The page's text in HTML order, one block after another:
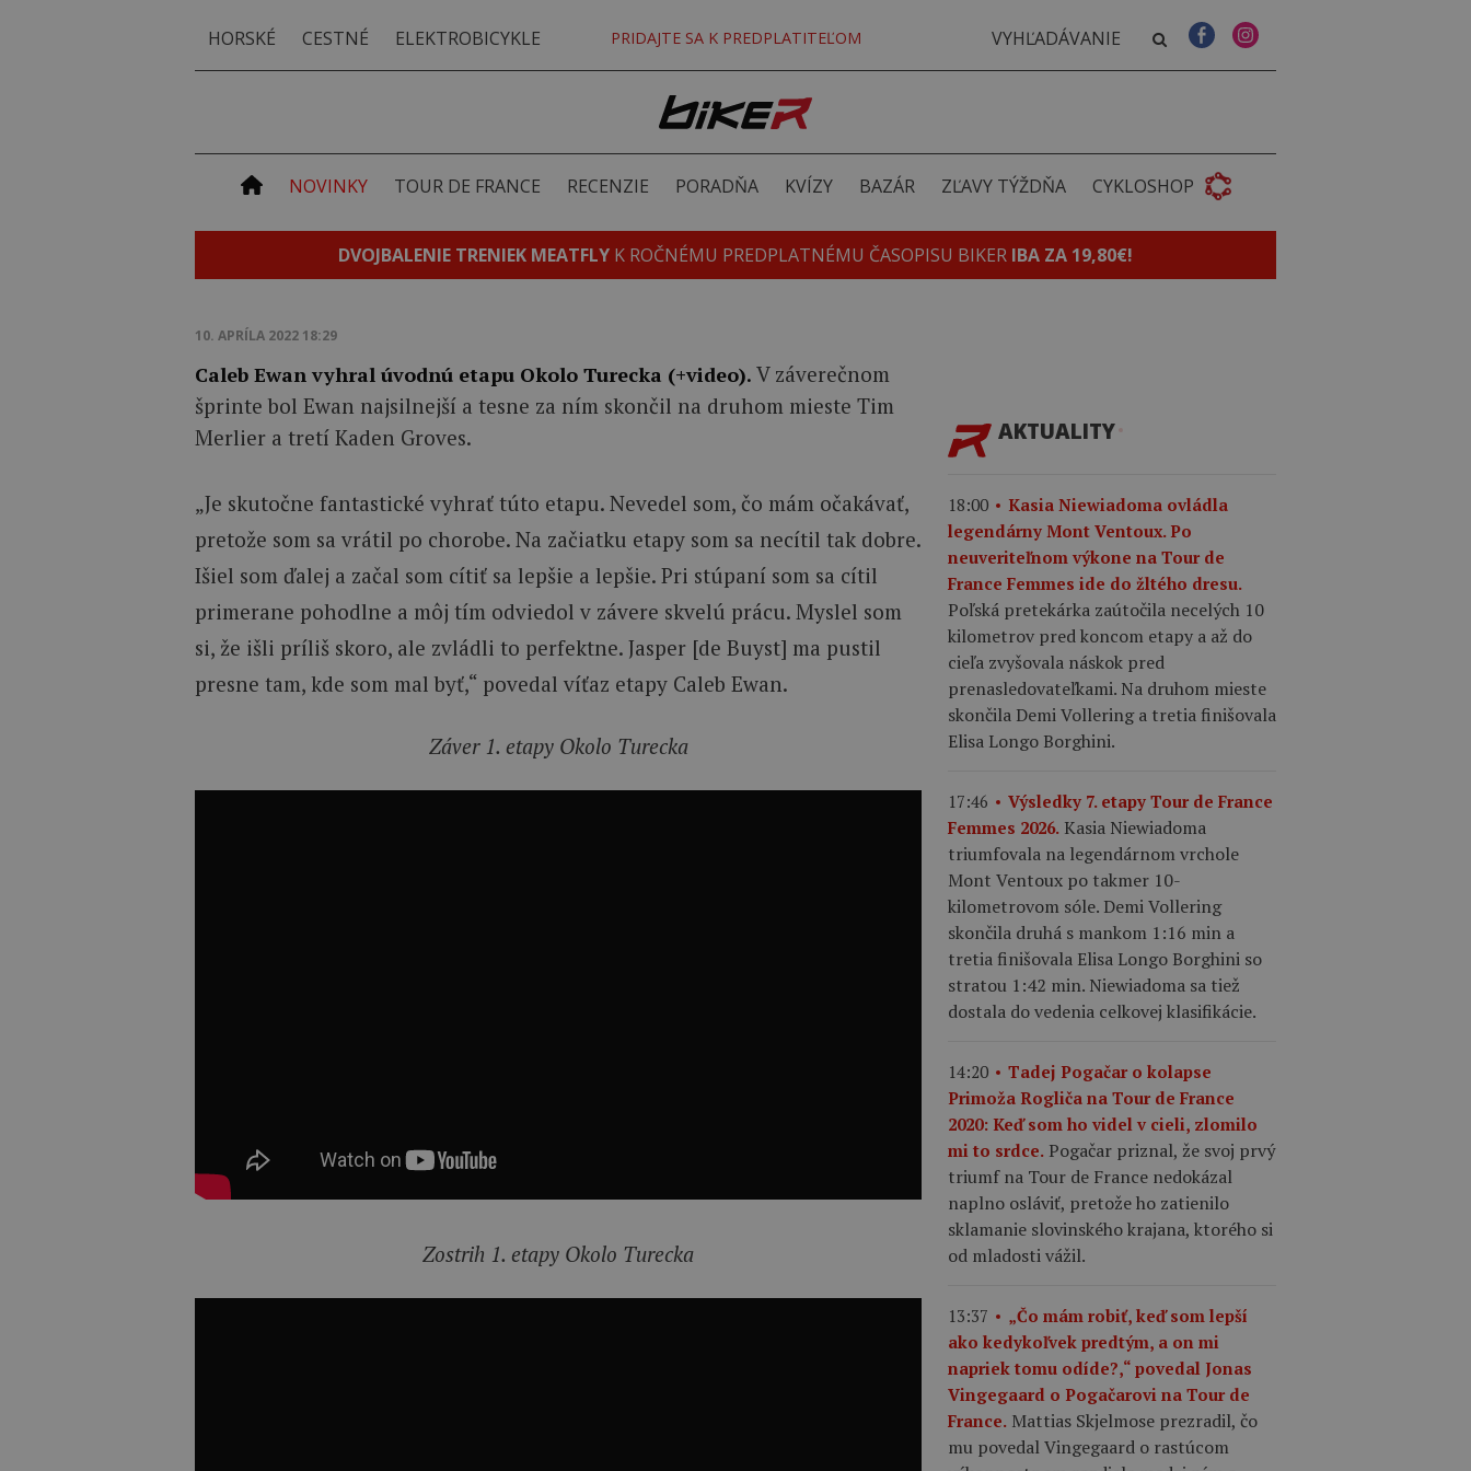
HORSKÉ CESTNÉ ELEKTROBICYKLE PRIDAJTE SA K PREDPLATITEĽOM
NOVINKY TOUR DE FRANCE RECENZIE PORADŇA KVÍZY BAZÁR ZĽAVY TÝŽDŇA CYKLOSHOP
DVOJBALENIE TRENIEK MEATFLY K ROČNÉMU PREDPLATNÉMU ČASOPISU BIKER IBA ZA 19,80€!
10. APRÍLA 2022 18:29
Caleb Ewan vyhral úvodnú etapu Okolo Turecka (+video). V záverečnom
šprinte bol Ewan najsilnejší a tesne za ním skončil na druhom mieste Tim
Merlier a tretí Kaden Groves.
„Je skutočne fantastické vyhrať túto etapu. Nevedel som, čo mám očakávať,
pretože som sa vrátil po chorobe. Na začiatku etapy som sa necítil tak dobre.
Išiel som ďalej a začal som cítiť sa lepšie a lepšie. Pri stúpaní som sa cítil
primerane pohodlne a môj tím odviedol v závere skvelú prácu. Myslel som
si, že išli príliš skoro, ale zvládli to perfektne. Jasper [de Buyst] ma pustil
presne tam, kde som mal byť,“ povedal víťaz etapy Caleb Ewan.
Záver 1. etapy Okolo Turecka
Zostrih 1. etapy Okolo Turecka
AKTUALITY
18:00
Kasia Niewiadoma ovládla
legendárny Mont Ventoux. Po
neuveriteľnom výkone na Tour de
France Femmes ide do žltého dresu.
Poľská pretekárka zaútočila necelých 10
kilometrov pred koncom etapy a až do
cieľa zvyšovala náskok pred
prenasledovateľkami. Na druhom mieste
skončila Demi Vollering a tretia finišovala
Elisa Longo Borghini.
17:46
Výsledky 7. etapy Tour de France
Femmes 2026. Kasia Niewiadoma
triumfovala na legendárnom vrchole
Mont Ventoux po takmer 10-
kilometrovom sóle. Demi Vollering
skončila druhá s mankom 1:16 min a
tretia finišovala Elisa Longo Borghini so
stratou 1:42 min. Niewiadoma sa tiež
dostala do vedenia celkovej klasifikácie.
14:20
Tadej Pogačar o kolapse
Primoža Rogliča na Tour de France
2020: Keď som ho videl v cieli, zlomilo
mi to srdce. Pogačar priznal, že svoj prvý
triumf na Tour de France nedokázal
naplno osláviť, pretože ho zatienilo
sklamanie slovinského krajana, ktorého si
od mladosti vážil.
13:37
„Čo mám robiť, keď som lepší
ako kedykoľvek predtým, a on mi
napriek tomu odíde?,“ povedal Jonas
Vingegaard o Pogačarovi na Tour de
France. Mattias Skjelmose prezradil, čo
mu povedal Vingegaard o rastúcom